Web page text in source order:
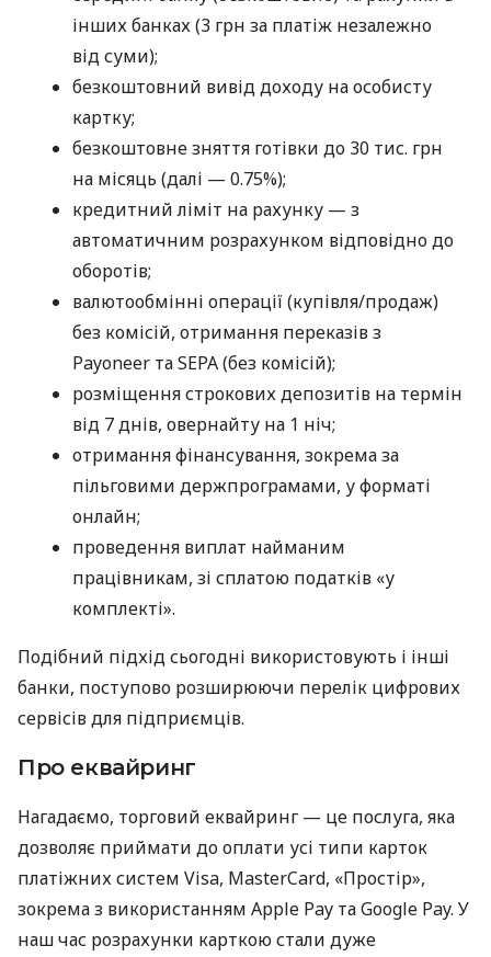
інших банках (3 грн за платіж незалежно
від суми);
безкоштовний вивід доходу на особисту
картку;
безкоштовне зняття готівки до 30 тис. грн
на місяць (далі — 0.75%);
кредитний ліміт на рахунку — з
автоматичним розрахунком відповідно до
оборотів;
валютообмінні операції (купівля/продаж)
без комісій, отримання переказів з
Payoneer та SEPA (без комісій);
розміщення строкових депозитів на термін
від 7 днів, овернайту на 1 ніч;
отримання фінансування, зокрема за
пільговими держпрограмами, у форматі
онлайн;
проведення виплат найманим
працівникам, зі сплатою податків «у
комплекті».
Подібний підхід сьогодні використовують і інші
банки, поступово розширюючи перелік цифрових
сервісів для підприємців.
Про еквайринг
Нагадаємо, торговий еквайринг — це послуга, яка
дозволяє приймати до оплати усі типи карток
платіжних систем Visa, MasterCard, «Простір»,
зокрема з використанням Apple Pay та Google Pay. У
наш час розрахунки карткою стали дуже